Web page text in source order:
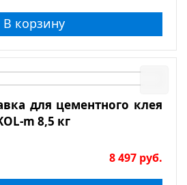
В корзину
для цементного клея
m 8,5 кг
8 497 руб.